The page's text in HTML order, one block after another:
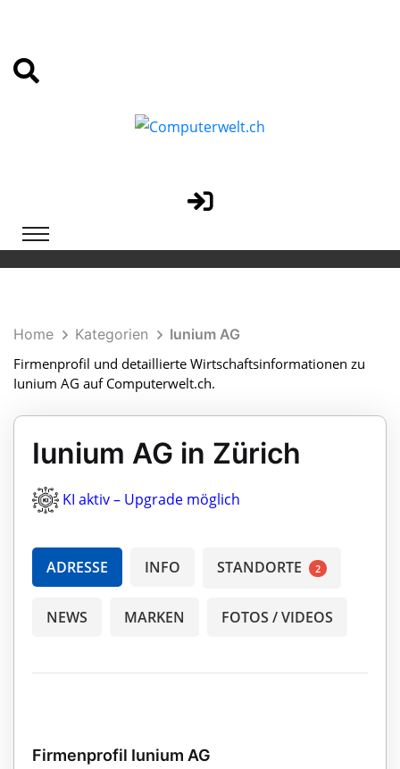
Home Kategorien
Iunium AG
Firmenprofil und detaillierte Wirtschaftsinformationen zu
Iunium AG auf Computerwelt.ch.
Iunium AG in Zürich
KI aktiv – Upgrade möglich
ADRESSE INFO STANDORTE 2
NEWS MARKEN FOTOS / VIDEOS
Firmenprofil Iunium AG